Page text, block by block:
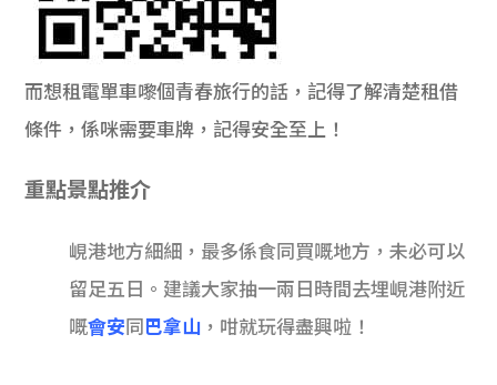
而想租電單車嚟個青春旅行的話，記得了解清楚租借
條件，係咪需要車牌，記得安全至上！
重點景點推介
峴港地方細細，最多係食同買嘅地方，未必可以
留足五日。建議大家抽一兩日時間去埋峴港附近
嘅會安 同 巴拿山 ，咁就玩得盡興啦！